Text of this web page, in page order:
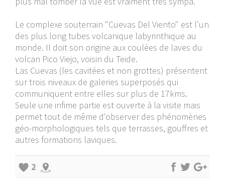
Le complexe souterrain "Cuevas Del Viento" est l'un
des plus long tubes volcanique labyrinthique au
monde. Il doit son origine aux coulées de laves du
volcan Pico Viejo, voisin du Teide.
Las Cuevas (les cavitées et non grottes) présentent
sur trois niveaux de galeries superposés qui
communiquent entre elles sur plus de 17kms.
Seule une infime partie est ouverte à la visite mais
permet tout de même d'observer des phénomènes
géo-morphologiques tels que terrasses, gouffres et
autres formations laviques.
2